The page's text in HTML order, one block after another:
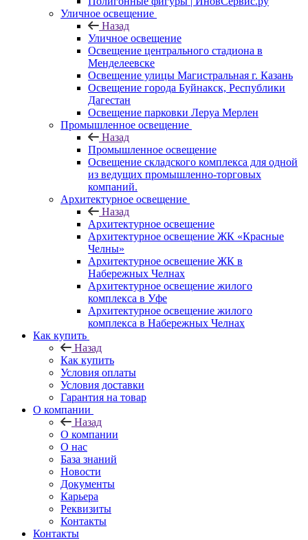
Уличное освещение
Назад
Уличное освещение
Освещение центрального стадиона в
Менделеевске
Освещение улицы Магистральная г. Казань
Освещение города Буйнакск, Республики
Дагестан
Освещение парковки Леруа Мерлен
Промышленное освещение
Назад
Промышленное освещение
Освещение складского комплекса для одной
из ведущих промышленно-торговых
компаний.
Архитектурное освещение
Назад
Архитектурное освещение
Архитектурное освещение ЖК «Красные
Челны»
Архитектурное освещение ЖК в
Набережных Челнах
Архитектурное освещение жилого
комплекса в Уфе
Архитектурное освещение жилого
комплекса в Набережных Челнах
Как купить
Назад
Как купить
Условия оплаты
Условия доставки
Гарантия на товар
О компании
Назад
О компании
О нас
База знаний
Новости
Документы
Карьера
Реквизиты
Контакты
Контакты